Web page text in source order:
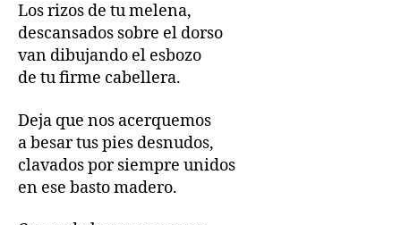
Los rizos de tu melena,
descansados sobre el dorso
van dibujando el esbozo
de tu firme cabellera.
Deja que nos acerquemos
a besar tus pies desnudos,
clavados por siempre unidos
en ese basto madero.